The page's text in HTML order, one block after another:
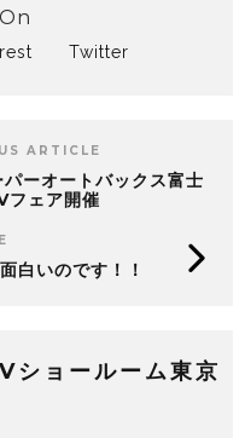
Twitter
ARTICLE
ーオートバックス富士
ェア開催
白いのです！！
ショールーム東京